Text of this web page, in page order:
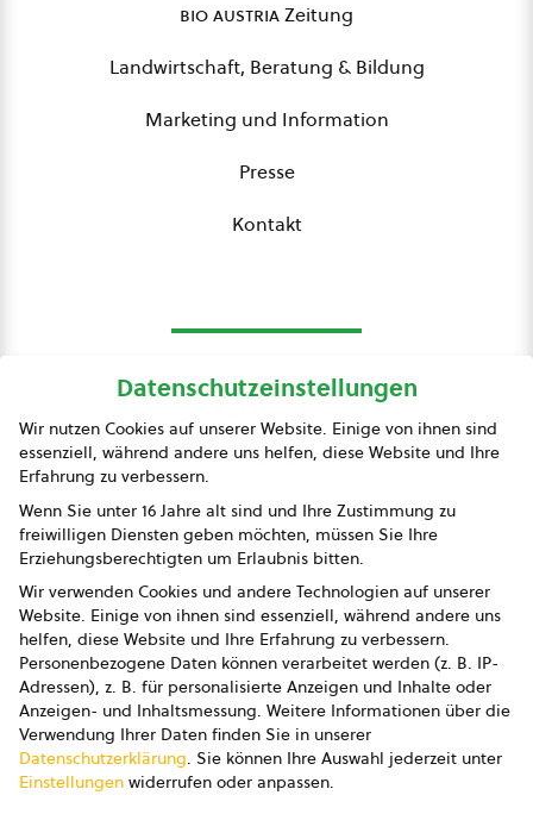
bio austriaZeitung
Landwirtschaft, Beratung & Bildung
Marketing und Information
Presse
Kontakt
Presse
Impressum
Datenschutz
AGB
AGB Marketing GmbH
AGB Bildung
Newsletter
Datenschutzeinstellungen
Wir nutzen Cookies auf unserer Website. Einige von ihnen sind
essenziell, während andere uns helfen, diese Website und Ihre
Erfahrung zu verbessern.
Wenn Sie unter 16 Jahre alt sind und Ihre Zustimmung zu
freiwilligen Diensten geben möchten, müssen Sie Ihre
Erziehungsberechtigten um Erlaubnis bitten.
Wir verwenden Cookies und andere Technologien auf unserer
Website. Einige von ihnen sind essenziell, während andere uns
helfen, diese Website und Ihre Erfahrung zu verbessern.
Personenbezogene Daten können verarbeitet werden (z. B. IP-
Adressen), z. B. für personalisierte Anzeigen und Inhalte oder
Anzeigen- und Inhaltsmessung. Weitere Informationen über die
Verwendung Ihrer Daten finden Sie in unserer
Datenschutzerklärung. Sie können Ihre Auswahl jederzeit unter
Einstellungen widerrufen oder anpassen.